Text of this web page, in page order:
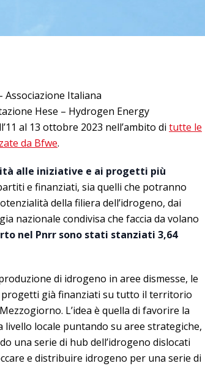
Associazione Italiana
Hese – Hydrogen Energy
al 13 ottobre 2023 nell’ambito di tutte le
da Bfwe.
alle iniziative e ai progetti più
e finanziati, sia quelli che potranno
della filiera dell’idrogeno, dai
nazionale condivisa che faccia da volano
nel Pnrr sono stati stanziati 3,64
di idrogeno in aree dismesse, le
progetti già finanziati su tutto il territorio
L’idea è quella di favorire la
locale puntando su aree strategiche,
una serie di hub dell’idrogeno dislocati
e distribuire idrogeno per una serie di